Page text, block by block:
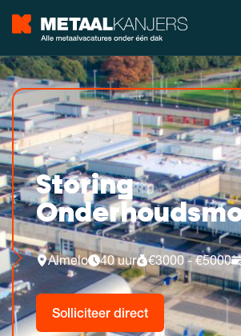
Storing
Almelo 40 uur €3000 - €5000
Solliciteer direct